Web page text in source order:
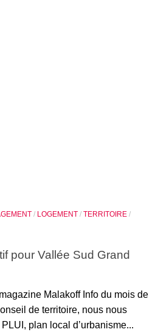
/ LOGEMENT / TERRITOIRE /
pour Vallée Sud Grand
Malakoff Info du mois de
de territoire, nous nous
plan local d’urbanisme...